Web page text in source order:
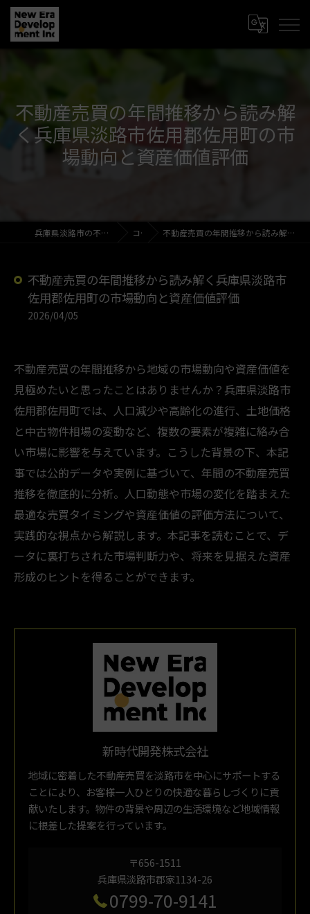
不動産売買の年間推移から読み解
く兵庫県淡路市佐用郡佐用町の市
場動向と資産価値評価
兵庫県淡路市の不動産売買なら新時代開発株式会社 コラム 不動産売買の年間推移から読み解く兵庫県淡路市佐用郡佐用町の市場動向と資産価値評価
不動産売買の年間推移から読み解く兵庫県淡路市
佐用郡佐用町の市場動向と資産価値評価
2026/04/05
不動産売買の年間推移から地域の市場動向や資産価値を
見極めたいと思ったことはありませんか？兵庫県淡路市
佐用郡佐用町では、人口減少や高齢化の進行、土地価格
と中古物件相場の変動など、複数の要素が複雑に絡み合
い市場に影響を与えています。こうした背景の下、本記
事では公的データや実例に基づいて、年間の不動産売買
推移を徹底的に分析。人口動態や市場の変化を踏まえた
最適な売買タイミングや資産価値の評価方法について、
実践的な視点から解説します。本記事を読むことで、デ
ータに裏打ちされた市場判断力や、将来を見据えた資産
形成のヒントを得ることができます。
新時代開発株式会社
地域に密着した不動産売買を淡路市を中心にサポートする
ことにより、お客様一人ひとりの快適な暮らしづくりに貢
献いたします。物件の背景や周辺の生活環境など地域情報
に根差した提案を行っています。
〒656-1511
兵庫県淡路市郡家1134-26
0799-70-9141